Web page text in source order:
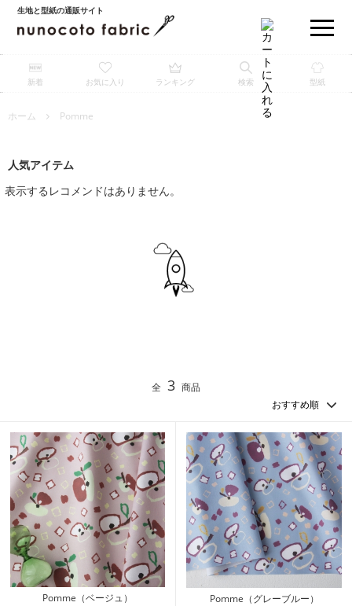
生地と型紙の通販サイト
新着 お気に入り ランキング 検索 型紙
ホーム Pomme
人気アイテム
表示するレコメンドはありません。
全 3 商品
Pomme（ベージュ） Pomme（グレーブルー）